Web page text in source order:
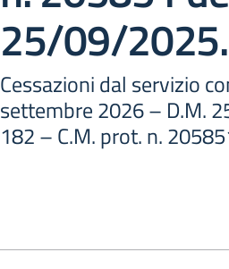
25/09/2025.
Cessazioni dal servizio
settembre 2026 – D.M.
182 – C.M. prot. n.